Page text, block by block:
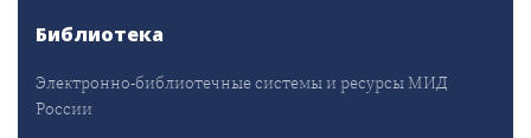
Библиотека
Электронно-библиотечные системы и ресурсы МИД
России